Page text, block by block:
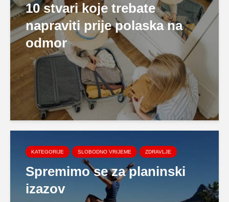
10 stvari koje trebate
napraviti prije polaska na
odmor
KATEGORIJE SLOBODNO VRIJEME ZDRAVLJE
Spremimo se za planinski
izazov